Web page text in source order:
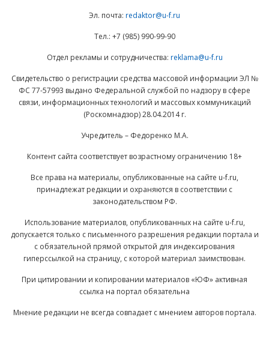
Эл. почта: redaktor@u-f.ru
Тел.: +7 (985) 990-99-90
Отдел рекламы и сотрудничества: reklama@u-f.ru
Свидетельство о регистрации средства массовой информации ЭЛ №
ФС 77-57993 выдано Федеральной службой по надзору в сфере
связи, информационных технологий и массовых коммуникаций
(Роскомнадзор) 28.04.2014 г.
Учредитель – Федоренко М.А.
Контент сайта соответствует возрастному ограничению 18+
Все права на материалы, опубликованные на сайте u-f.ru,
принадлежат редакции и охраняются в соответствии с
законодательством РФ.
Использование материалов, опубликованных на сайте u-f.ru,
допускается только с письменного разрешения редакции портала и
с обязательной прямой открытой для индексирования
гиперссылкой на страницу, с которой материал заимствован.
При цитировании и копировании материалов «ЮФ» активная
ссылка на портал обязательна
Мнение редакции не всегда совпадает с мнением авторов портала.